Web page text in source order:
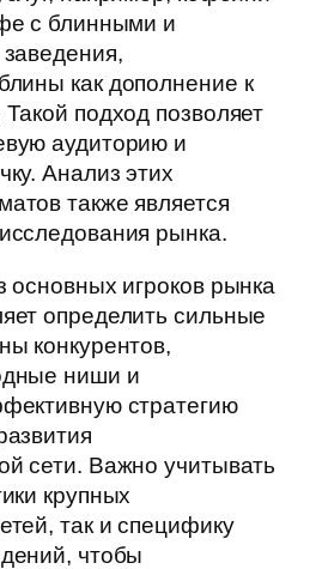
с блинными и
как дополнение к
подход позволяет
аудиторию и
Анализ этих
также является
рынка.
основных игроков рынка
определить сильные
конкурентов,
ниши и
стратегию
сети. Важно учитывать
крупных
так и специфику
чтобы